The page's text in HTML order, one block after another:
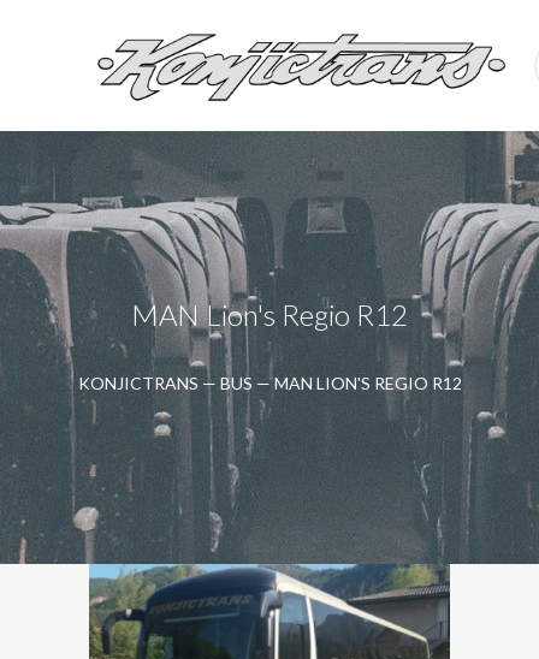
MAN Lion's Regio R12
KONJICTRANS — BUS —MAN LION'S REGIO R12